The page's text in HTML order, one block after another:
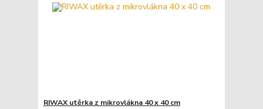
RIWAX utěrka z mikrovlákna 40 x 40 cm